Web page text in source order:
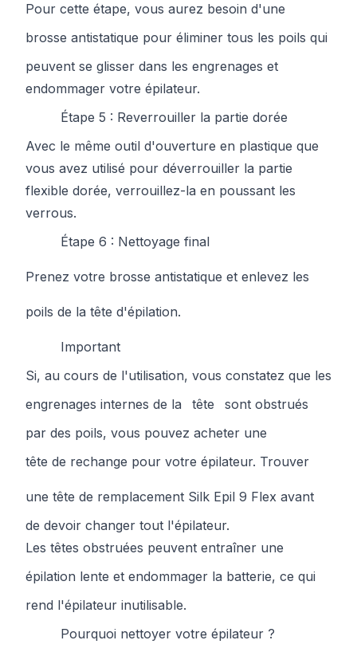
Pour cette étape, vous aurez besoin d'une
brosse antistatique pour éliminer tous les poils qui
peuvent se glisser dans les engrenages et
endommager votre épilateur.
Étape 5 : Reverrouiller la partie dorée
Avec le même outil d'ouverture en plastique que
vous avez utilisé pour déverrouiller la partie
flexible dorée, verrouillez-la en poussant les
verrous.
Étape 6 : Nettoyage final
Prenez votre brosse antistatique et enlevez les
poils de la tête d'épilation.
Important
Si, au cours de l'utilisation, vous constatez que les
engrenages internes de la
tête
sont obstrués
par des poils, vous pouvez acheter une
tête de rechange pour votre épilateur. Trouver
une tête de remplacement Silk Epil 9 Flex avant
de devoir changer tout l'épilateur.
Les têtes obstruées peuvent entraîner une
épilation lente et endommager la batterie, ce qui
rend l'épilateur inutilisable.
Pourquoi nettoyer votre épilateur ?